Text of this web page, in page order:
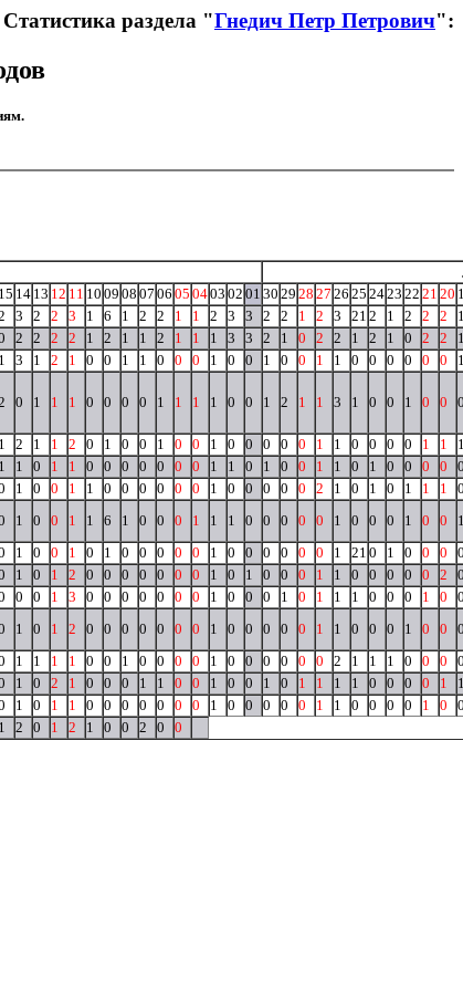
Статистика раздела "Гнедич Петр Петрович":
15 14 13 12 11 10 09 08 07 06 05 0403 02 01 30 29 28 27 26 25 2423 22 21 20
3 2 2 3 1 6 1 2 2 1 1 2 3 3 2 2 1 2 3 21 2 1 2 2 2
2 2 2 2 1 2 1 1 2 1 1 1 3 3 2 1 0 2 2 1 2 1 0 2 2
1 3 1 2 1 0 0 1 1 0 0 0 1 0 0 1 0 0 1 1 0 0 0 0 0 0
0 1 1 1 0 0 0 0 1 1 1 1 0 0 1 2 1 1 3 1 0 0 1 0 0
1 2 1 1 2 0 1 0 0 1 0 0 1 0 0 0 0 0 1 1 0 0 0 0 1 1
1 1 0 1 1 0 0 0 0 0 0 0 1 1 0 1 0 0 1 1 0 1 0 0 0 0
1 0 0 1 1 0 0 0 0 0 0 1 0 0 0 0 0 2 1 0 1 0 1 1 1
1 0 0 1 1 6 1 0 0 0 1 1 1 0 0 0 0 0 1 0 0 0 1 0 0
1 0 0 1 0 1 0 0 0 0 0 1 0 0 0 0 0 0 1 21 0 1 0 0 0
1 0 1 2 0 0 0 0 0 0 0 1 0 1 0 0 0 1 1 0 0 0 0 0 2
0 0 1 3 0 0 0 0 0 0 0 1 0 0 0 1 0 1 1 1 0 0 0 1 0
1 0 1 2 0 0 0 0 0 0 0 1 0 0 0 0 0 1 1 0 0 0 1 0 0
1 1 1 1 0 0 1 0 0 0 0 1 0 0 0 0 0 0 2 1 1 1 0 0 0
1 0 2 1 0 0 0 1 1 0 0 1 0 0 1 0 1 1 1 1 0 0 0 0 1
1 0 1 1 0 0 0 0 0 0 0 1 0 0 0 0 0 1 1 0 0 0 0 1 0
1 2 0 1 2 1 0 0 2 0 0